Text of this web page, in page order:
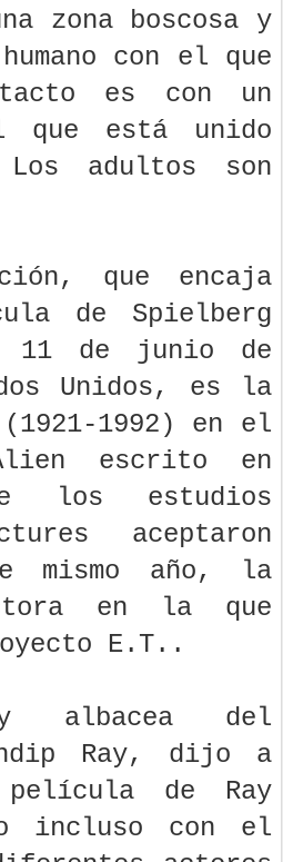
zona boscosa y
con el que
es con un
que está unido
Los adultos son
que encaja
de Spielberg
11 de junio de
Unidos, es la
(1921-1992) en el
escrito en
los estudios
aceptaron
mismo año, la
en la que
E.T..
del
Ray, dijo a
de Ray
incluso con el